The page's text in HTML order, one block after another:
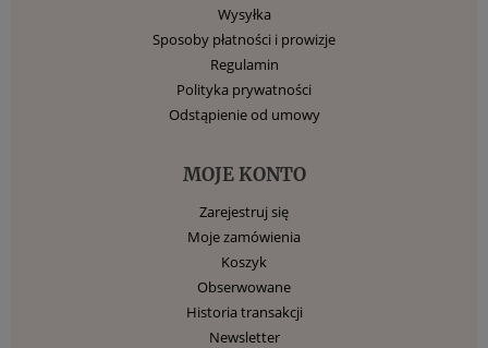
Wysyłka
Sposoby płatności i prowizje
Regulamin
Polityka prywatności
Odstąpienie od umowy
MOJE KONTO
Zarejestruj się
Moje zamówienia
Koszyk
Obserwowane
Historia transakcji
Newsletter